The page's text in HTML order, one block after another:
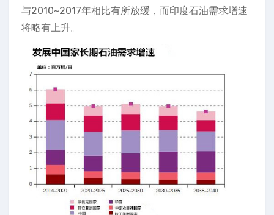
与2010~2017年相比有所放缓，而印度石油需求增速
将略有上升。